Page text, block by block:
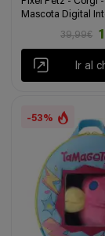
Mascota Digital
39,99€
Ir al
-53%